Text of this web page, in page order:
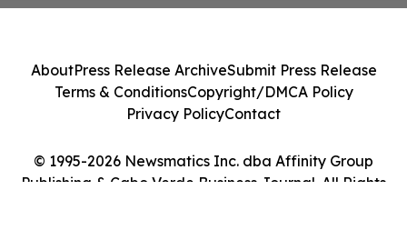
© 1995-2026 Newsmatics Inc. dba Affinity Group
Publishing & Cabo Verde Business Journal. All Rights
AboutPress Release ArchiveSubmit Press Release
Terms & ConditionsCopyright/DMCA Policy
Privacy PolicyContact